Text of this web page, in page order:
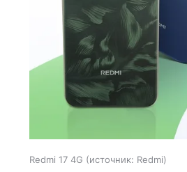
Redmi 17 4G источник: Redmi